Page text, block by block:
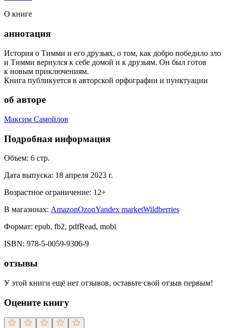
О книге
аннотация
История о Тимми и его друзьях, о том, как добро победило зло
и Тимми вернулся к себе домой и к друзьям. Он был готов
к новым приключениям.
Книга публикуется в авторской орфографии и пунктуации
об авторе
Максим Самойлов
Подробная информация
Объем: 6 стр.
Дата выпуска: 18 апреля 2023 г.
Возрастное ограничение: 12+
В магазинах: AmazonOzonYandex marketWildberries
Формат: epub, fb2, pdfRead, mobi
ISBN: 978-5-0059-9306-9
отзывы
У этой книги ещё нет отзывов, оставьте свой отзыв первым!
Оцените книгу